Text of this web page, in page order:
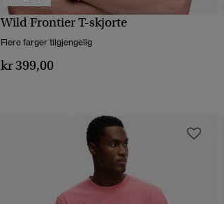
HURTIGVISNING
Wild Frontier T-skjorte
Flere farger tilgjengelig
kr 399,00